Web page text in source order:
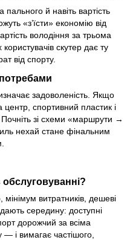
й навіть вартість
«з’їсти» економію від
володіння за трьома
скутер дає ту
від спорту.
задоволеність. Якщо
спортивний пластик і
Почніть зі схеми «маршрути →
нехай стане фінальним
витратників, дешеві
середину: доступні
дорожчий за всіма
і вимагає частішого,